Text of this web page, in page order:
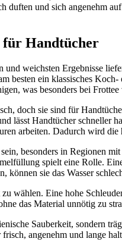
duften und sich angenehm
für Handtücher
weichsten Ergebnisse
besten ein klassisches
was besonders bei
doch sie sind für
lässt Handtücher
arbeiten. Dadurch wird
besonders in Regionen
spielt eine Rolle.
können sie das Wasser
wählen. Eine hohe
das Material unnötig zu
Sauberkeit, sondern
angenehm und lange